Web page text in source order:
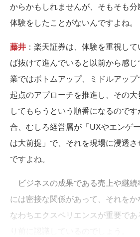
からかもしれませんが、そもそも分
体験をしたことがないんですよね。
藤井 ：楽天証券は、体験を重視し
ば抜けて進んでいると以前から感
業ではボトムアップ、ミドルアッ
起点のアプローチを推進し、その
してもらうという順番になるので
合、むしろ経営層が「UXやエンゲ
は大前提」で、それを現場に浸透
ですよね。
ビジネスの成果である売上や継
には密接な関係があって、それを
なわちエクスペリエンスが重要で